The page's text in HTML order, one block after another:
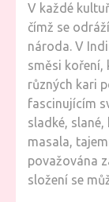
V každé
čímž se
národa. V
směsi koření,
různých kari
fascinujícím
sladké, slané,
masala,
považována
složení se